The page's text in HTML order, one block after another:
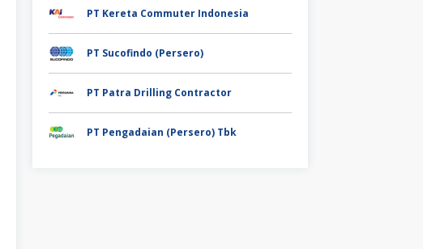
PT Kereta Commuter Indonesia
PT Sucofindo (Persero)
PT Patra Drilling Contractor
PT Pengadaian (Persero) Tbk